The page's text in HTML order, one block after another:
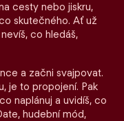
cesty nebo jiskru,
skutečného. Ať už
co hledáš,
a začni svajpovat.
je to propojení. Pak
naplánuj a uvidíš, co
hudební mód,